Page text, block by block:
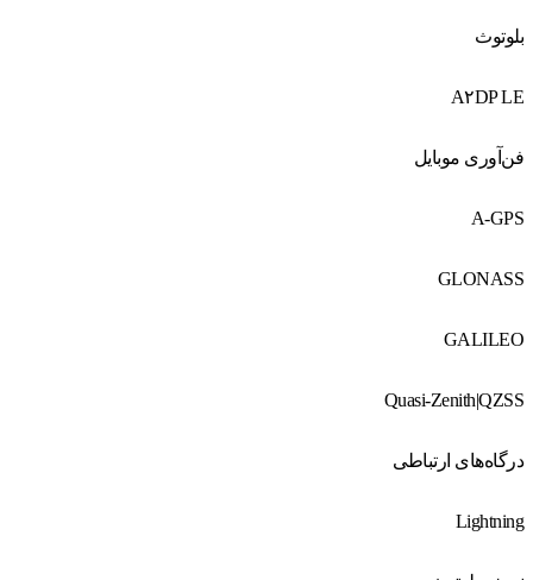
بلوتوث
A۲DP LE
فن‌آوری موبایل
A-GPS
GLONASS
GALILEO
Quasi-Zenith|QZSS
درگاه‌های ارتباطی
Lightning